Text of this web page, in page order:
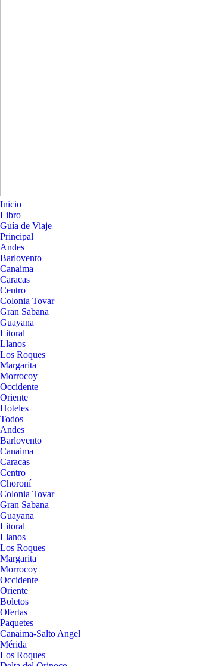
Inicio
Libro
Guía de Viaje
Principal
Andes
Barlovento
Canaima
Caracas
Centro
Colonia Tovar
Gran Sabana
Guayana
Litoral
Llanos
Los Roques
Margarita
Morrocoy
Occidente
Oriente
Hoteles
Todos
Andes
Barlovento
Canaima
Caracas
Centro
Choroní
Colonia Tovar
Gran Sabana
Guayana
Litoral
Llanos
Los Roques
Margarita
Morrocoy
Occidente
Oriente
Boletos
Ofertas
Paquetes
Canaima-Salto Angel
Mérida
Los Roques